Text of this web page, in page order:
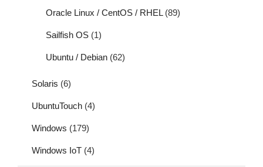
Oracle Linux / CentOS / RHEL(89)
Sailfish OS (1)
Ubuntu / Debian (62)
Solaris (6)
UbuntuTouch (4)
Windows (179)
Windows IoT (4)